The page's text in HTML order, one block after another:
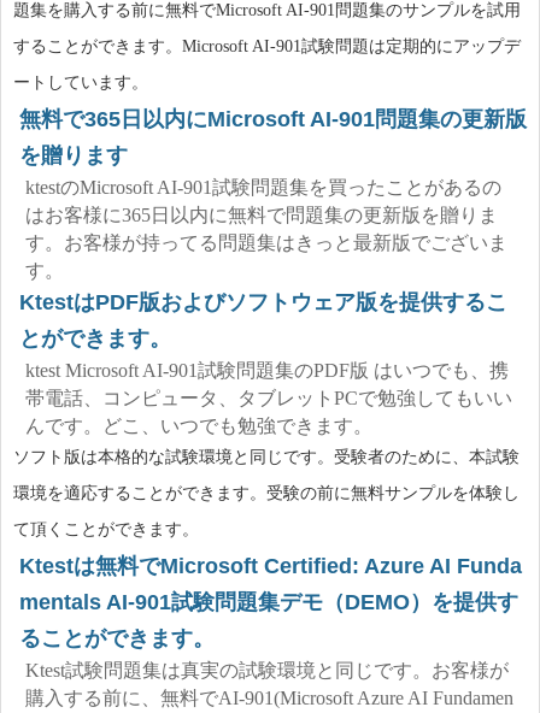
題集を購入する前に無料でMicrosoft AI-901問題集のサンプルを試用
することができます。Microsoft AI-901試験問題は定期的にアップデ
ートしています。
無料で365日以内にMicrosoft AI-901問題集の更新版
を贈ります
ktestのMicrosoft AI-901試験問題集を買ったことがあるの
はお客様に365日以内に無料で問題集の更新版を贈りま
す。お客様が持ってる問題集はきっと最新版でございま
す。
KtestはPDF版およびソフトウェア版を提供するこ
とができます。
ktest Microsoft AI-901試験問題集のPDF版 はいつでも、携
帯電話、コンピュータ、タブレットPCで勉強してもいい
んです。どこ、いつでも勉強できます。
ソフト版は本格的な試験環境と同じです。受験者のために、本試験
環境を適応することができます。受験の前に無料サンプルを体験し
て頂くことができます。
Ktestは無料でMicrosoft Certified: Azure AI Funda
mentals AI-901試験問題集デモ（DEMO）を提供す
ることができます。
Ktest試験問題集は真実の試験環境と同じです。お客様が
購入する前に、無料でAI-901(Microsoft Azure AI Fundamen